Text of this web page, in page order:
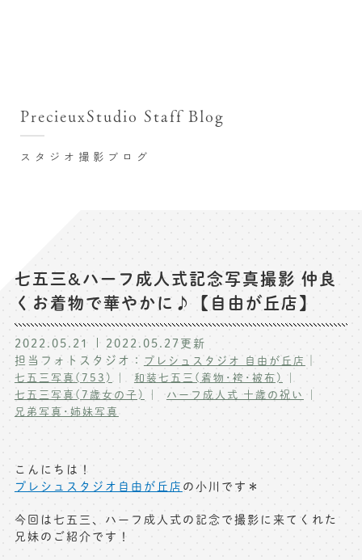
七五三お参り用着物レンタル
お宮参り写真撮影
ハーフバースデー撮影
卒業袴･卒業写真撮影
入園入学･卒園卒業記念撮影
ハーフ成人式･10歳の祝い記念撮影
家族写真･記念写真撮影
ペット写真撮影
マタニティフォト撮影
フレンド記念撮影
記念撮影コラム
よくある質問
写真商品一覧
スタジオ撮影ブログ
PrecieuxStudio Staff Blog
七五三&ハーフ成人式記念写真撮影 仲良
くお着物で華やかに♪【自由が丘店】
2022.05.21 2022.05.27 更新
担当フォトスタジオ： プレシュスタジオ 自由が丘店 ｜
七五三写真(753)
和装七五三(着物･袴･被布)
七五三写真(7歳女の子)
ハーフ成人式 十歳の祝い
兄弟写真･姉妹写真
こんにちは！
プレシュスタジオ自由が丘店 の小川です＊
今回は七五三、ハーフ成人式の記念で撮影に来てくれた
兄妹のご紹介です！